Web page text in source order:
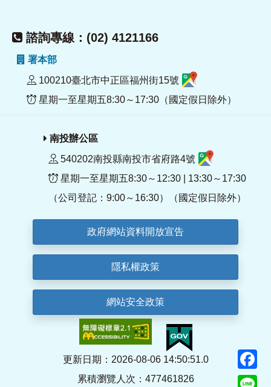
諮詢專線：(02) 4121166
署本部
100210臺北市中正區福州街15號
星期一至星期五8:30～17:30（國定假日除外）
南投辦公區
540202南投縣南投市省府路4號
星期一至星期五8:30～12:30 | 13:30～17:30
（公司登記：9:00～16:30）（國定假日除外）
政府網站資料開放宣告
隱私權政策
網站安全政策
更新日期：2026-08-06 14:50:51.0
累積瀏覽人次：477461826